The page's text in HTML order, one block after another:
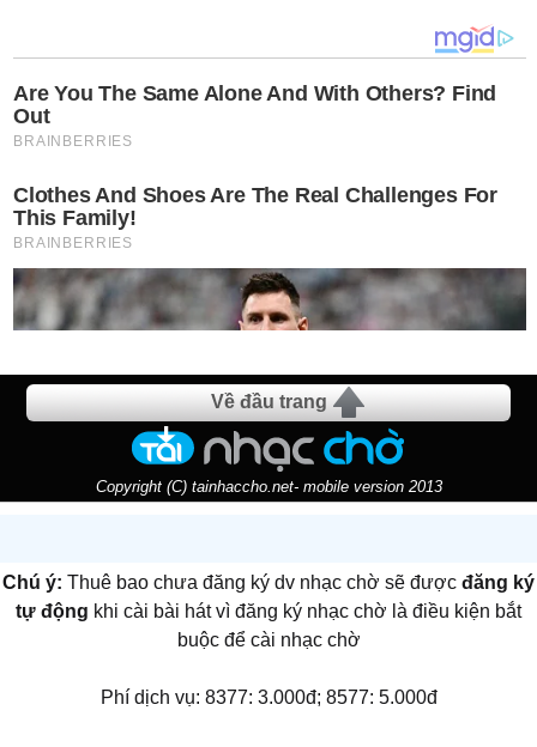
Về đầu trang
Copyright (C) tainhaccho.net- mobile version 2013
Chú ý: Thuê bao chưa đăng ký dv nhạc chờ sẽ được đăng ký
tự động khi cài bài hát vì đăng ký nhạc chờ là điều kiện bắt
buộc để cài nhạc chờ
Phí dịch vụ: 8377: 3.000đ; 8577: 5.000đ